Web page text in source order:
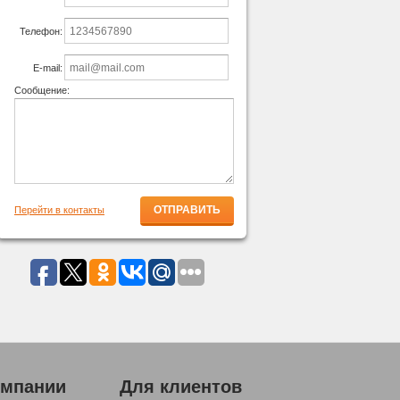
Телефон:
E-mail:
Сообщение:
Перейти в контакты
Для клиентов